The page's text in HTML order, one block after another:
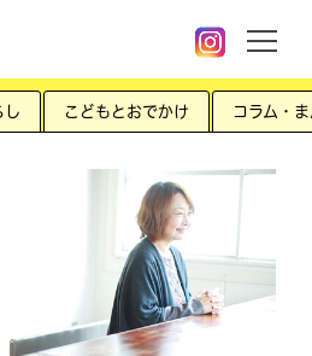
し こどもとおでかけ コラム・